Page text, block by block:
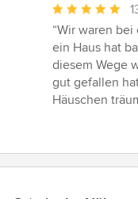
Bewertung:
5
von
5
Sternen
“Wir waren
ein Haus hat
diesem Wege
gut gefallen
Häuschen